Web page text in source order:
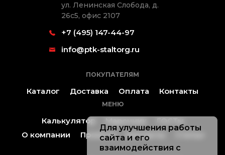
ул. Ленинская Слобода, д.
26с5, офис 2107
+7 (495) 147-44-97
info@ptk-staltorg.ru
ПОКУПАТЕЛЯМ
Каталог Доставка Оплата Контакты
МЕНЮ
Калькулятор
О компании
Проекты Контакты
Для улучшения работы
сайта и его
взаимодействия с